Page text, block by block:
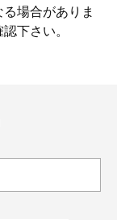
場合がありま
下さい。